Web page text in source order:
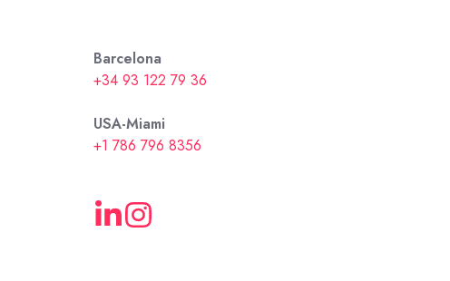
Barcelona
+34 93 122 79 36
USA-Miami
+1 786 796 8356